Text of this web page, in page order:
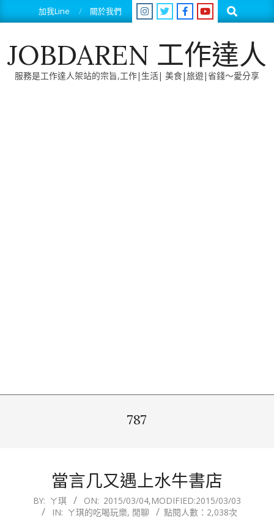
to
加我Line 關於我們 Search
JOBDAREN 工作達人
服務是工作達人架站的宗旨,工作|生活| 美食|旅遊|省錢～愛分享
787
當言几又遇上水牛書店
2015-
BY: ㄚ琪 ON: 2015/03/04,MODIFIED:2015/03/03
IN: ㄚ琪的吃喝玩樂, 閒聊 點閱人數：2,038次